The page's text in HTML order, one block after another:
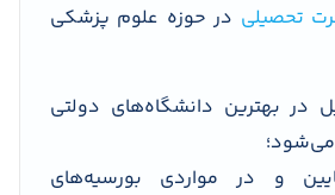
تحصیلی در حوزه علوم پزشکی
در بهترین دانشگاه‌های دولتی
می‌شود؛
و در مواردی بورسیه‌های